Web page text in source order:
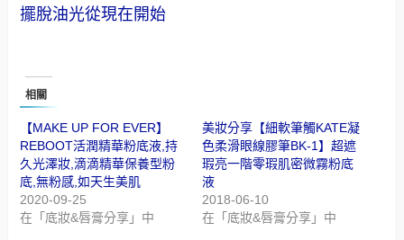
擺脫油光從現在開始
相關
【MAKE UP FOR EVER】
REBOOT活潤精華粉底液,持
久光澤妝,滴滴精華保養型粉
底,無粉感,如天生美肌
2020-09-25
在「底妝&唇膏分享」中
美妝分享【細軟筆觸KATE凝
色柔滑眼線膠筆BK-1】超遮
瑕亮一階零瑕肌密微霧粉底
液
2018-06-10
在「底妝&唇膏分享」中